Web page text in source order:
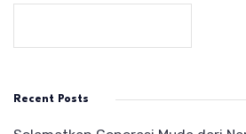
Recent Posts